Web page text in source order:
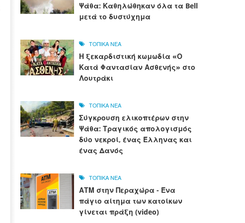
Ψάθα: Καθηλώθηκαν όλα τα Bell
μετά το δυστύχημα
ΤΟΠΙΚΑ ΝΕΑ
Η ξεκαρδιστική κωμωδία «Ο
Κατά Φαντασίαν Ασθενής» στο
Λουτράκι
ΤΟΠΙΚΑ ΝΕΑ
Σύγκρουση ελικοπτέρων στην
Ψάθα: Τραγικός απολογισμός
δύο νεκροί, ένας Έλληνας και
ένας Δανός
ΤΟΠΙΚΑ ΝΕΑ
ΑΤΜ στην Περαχώρα - Ένα
πάγιο αίτημα των κατοίκων
γίνεται πράξη (video)